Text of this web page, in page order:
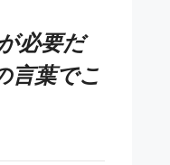
必要だ
言葉でこ